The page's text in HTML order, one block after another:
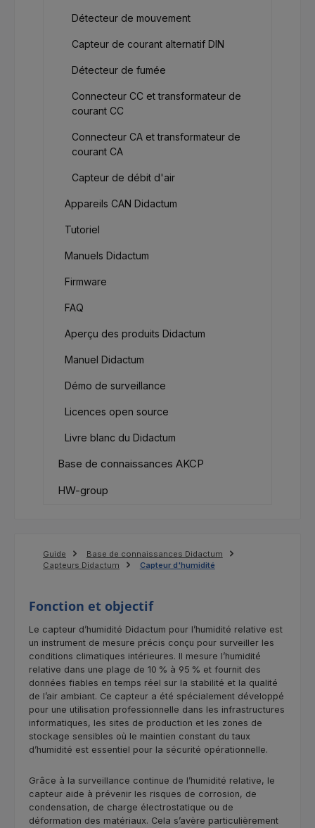
Détecteur de mouvement
Capteur de courant alternatif DIN
Détecteur de fumée
Connecteur CC et transformateur de
courant CC
Connecteur CA et transformateur de
courant CA
Capteur de débit d'air
Appareils CAN Didactum
Tutoriel
Manuels Didactum
Firmware
FAQ
Aperçu des produits Didactum
Manuel Didactum
Démo de surveillance
Licences open source
Livre blanc du Didactum
Base de connaissances AKCP
HW-group
Guide
Base de connaissances Didactum
Capteurs Didactum
Capteur d'humidité
Fonction et objectif
Le capteur d’humidité Didactum pour l’humidité relative est
un instrument de mesure précis conçu pour surveiller les
conditions climatiques intérieures. Il mesure l’humidité
relative dans une plage de 10 % à 95 % et fournit des
données fiables en temps réel sur la stabilité et la qualité
de l’air ambiant. Ce capteur a été spécialement développé
pour une utilisation professionnelle dans les infrastructures
informatiques, les sites de production et les zones de
stockage sensibles où le maintien constant du taux
d’humidité est essentiel pour la sécurité opérationnelle.
Grâce à la surveillance continue de l’humidité relative, le
capteur aide à prévenir les risques de corrosion, de
condensation, de charge électrostatique ou de
déformation des matériaux. Cela s’avère particulièrement